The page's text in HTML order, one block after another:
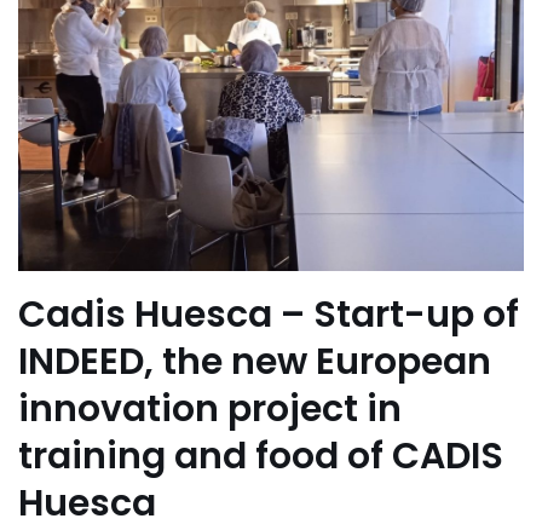
Cadis Huesca – Start-up of
INDEED, the new European
innovation project in
training and food of CADIS
Huesca